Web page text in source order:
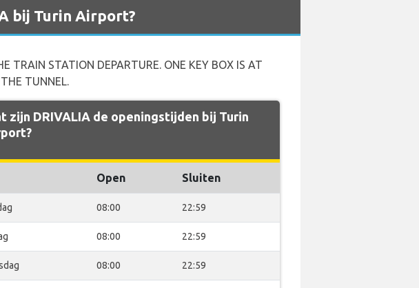
bij Turin Airport?
TRAIN STATION DEPARTURE. ONE KEY BOX IS AT
TUNNEL.
zijn DRIVALIA de openingstijden bij Turin
Open Sluiten
08:00 22:59
08:00 22:59
08:00 22:59